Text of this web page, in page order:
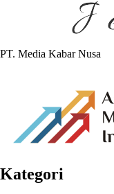
PT. Media Kabar Nusa
Kategori